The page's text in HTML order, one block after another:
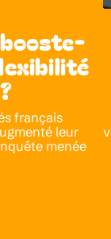
français
leur
menée